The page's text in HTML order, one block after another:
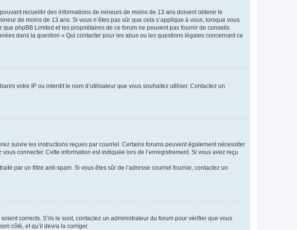
recueillir des informations de mineurs de moins de 13 ans doivent obtenir le
de moins de 13 ans. Si vous n’êtes pas sûr que cela s’applique à vous, lorsque vous
phpBB Limited et les propriétaires de ce forum ne peuvent pas fournir de conseils
dans la question « Qui contacter pour les abus ou les questions légales concernant ce
votre IP ou interdit le nom d’utilisateur que vous souhaitez utiliser. Contactez un
suivre les instructions reçues par courriel. Certains forums peuvent également nécessiter
connecter. Cette information est indiquée lors de l’enregistrement. Si vous avez reçu
par un filtre anti-spam. Si vous êtes sûr de l’adresse courriel fournie, contactez un
corrects. S’ils le sont, contactez un administrateur du forum pour vérifier que vous
côté, et qu’il devra la corriger.